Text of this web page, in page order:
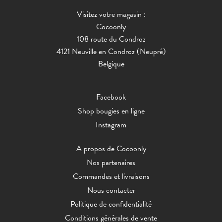
Visitez votre magasin :
Cocoonly
108 route du Condroz
4121 Neuville en Condroz (Neupré)
Belgique
Facebook
Shop bougies en ligne
Instagram
A propos de Cocoonly
Nos partenaires
Commandes et livraisons
Nous contacter
Politique de confidentialité
Conditions générales de vente